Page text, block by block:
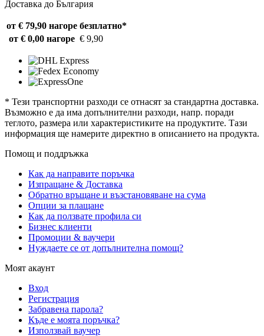
Доставка до България
от € 79,90 нагоре безплатно*
от € 0,00 нагоре € 9,90
* Тези транспортни разходи се отнасят за стандартна доставка.
Възможно е да има допълнителни разходи, напр. поради
теглото, размера или характеристиките на продуктите. Тази
информация ще намерите директно в описанието на продукта.
Помощ и поддръжка
Как да направите поръчка
Изпращане & Доставка
Обратно връщане и възстановяване на сума
Опции за плащане
Как да ползвате профила си
Бизнес клиенти
Промоции & ваучери
Нуждаете се от допълнителна помощ?
Моят акаунт
Вход
Регистрация
Забравена парола?
Къде е моята поръчка?
Използвай ваучер